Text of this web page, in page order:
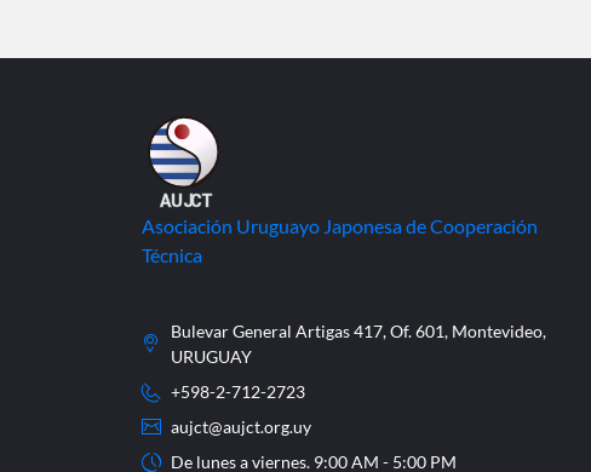
Asociación Uruguayo Japonesa de Cooperación
Técnica
Bulevar General Artigas 417, Of. 601, Montevideo,
URUGUAY
+598-2-712-2723
aujct@aujct.org.uy
De lunes a viernes. 9:00 AM - 5:00 PM